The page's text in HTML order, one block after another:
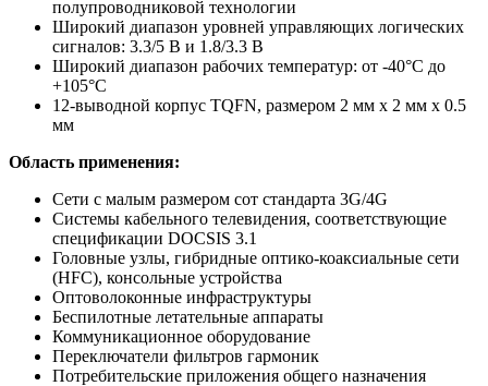
полупроводниковой технологии
Широкий диапазон уровней управляющих логических
сигналов: 3.3/5 В и 1.8/3.3 В
Широкий диапазон рабочих температур: от -40°C до
+105°C
12-выводной корпус TQFN, размером 2 мм х 2 мм х 0.5
мм
Область применения:
Сети с малым размером сот стандарта 3G/4G
Системы кабельного телевидения, соответствующие
спецификации DOCSIS 3.1
Головные узлы, гибридные оптико-коаксиальные сети
(HFC), консольные устройства
Оптоволоконные инфраструктуры
Беспилотные летательные аппараты
Коммуникационное оборудование
Переключатели фильтров гармоник
Потребительские приложения общего назначения